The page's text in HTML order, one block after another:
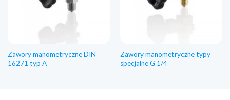
Zawory manometryczne DIN
16271 typ A
Zawory manometryczne typy
specjalne G 1/4